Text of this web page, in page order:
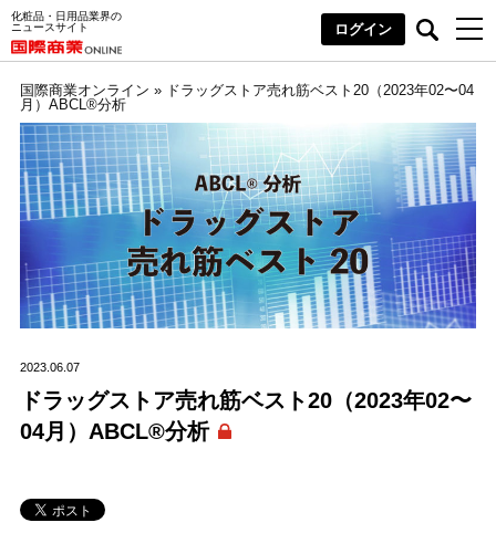
化粧品・日用品業界の
ニュースサイト
ログイン
国際商業オンライン » ドラッグストア売れ筋ベスト20（2023年02〜04
月）ABCL®分析
2023.06.07
ドラッグストア売れ筋ベスト20（2023年02〜
04月）ABCL®分析